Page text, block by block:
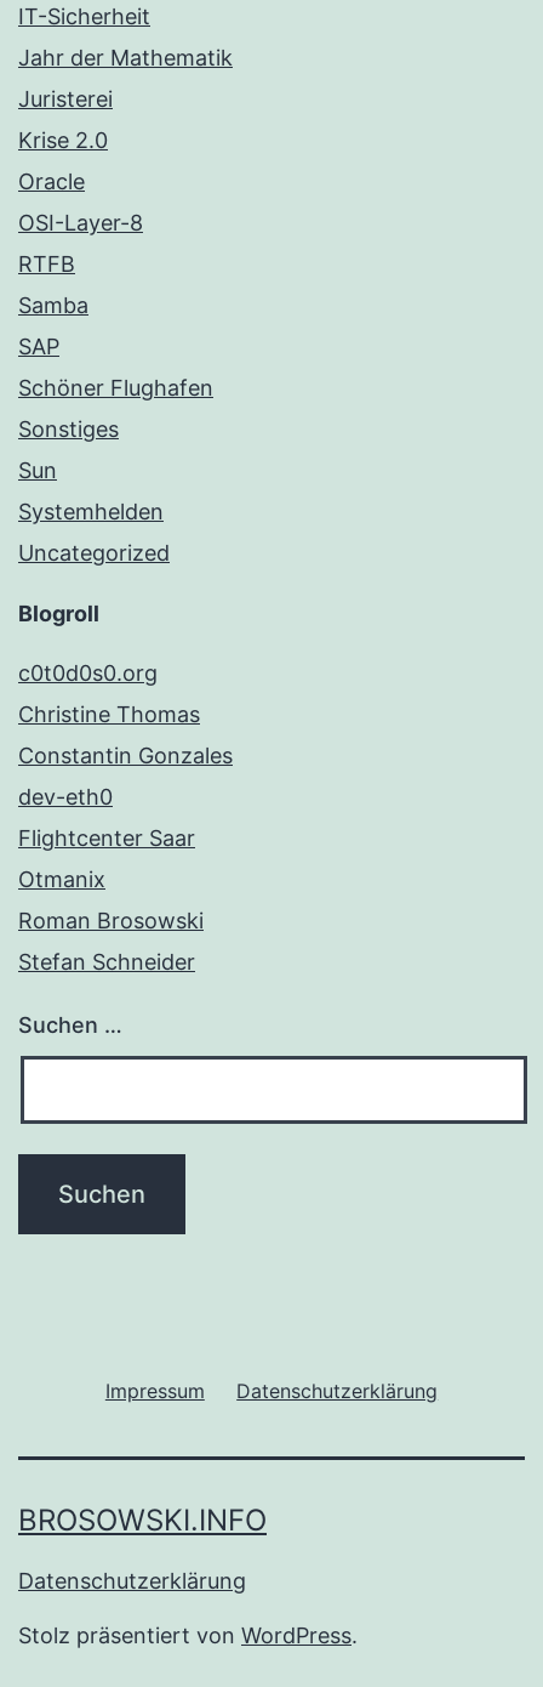
IT-Sicherheit
Jahr der Mathematik
Juristerei
Krise 2.0
Oracle
OSI-Layer-8
RTFB
Samba
SAP
Schöner Flughafen
Sonstiges
Sun
Systemhelden
Uncategorized
Blogroll
c0t0d0s0.org
Christine Thomas
Constantin Gonzales
dev-eth0
Flightcenter Saar
Otmanix
Roman Brosowski
Stefan Schneider
Suchen …
Impressum Datenschutzerklärung
BROSOWSKI.INFO
Datenschutzerklärung
Stolz präsentiert von WordPress.